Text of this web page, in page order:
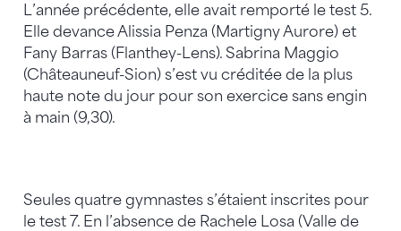
L’année précédente, elle avait remporté le test 5.
Elle devance Alissia Penza (Martigny Aurore) et
Fany Barras (Flanthey-Lens). Sabrina Maggio
(Châteauneuf-Sion) s’est vu créditée de la plus
haute note du jour pour son exercice sans engin
à main (9,30).
Seules quatre gymnastes s’étaient inscrites pour
le test 7. En l’absence de Rachele Losa (Valle de